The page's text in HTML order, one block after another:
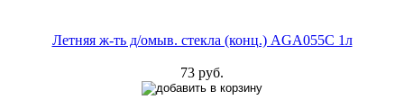
Летняя ж-ть д/омыв. стекла (конц.) AGA055C 1л
73 руб.